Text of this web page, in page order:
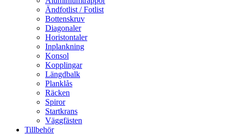
Ändfotlist / Fotlist
Bottenskruv
Diagonaler
Horistontaler
Inplankning
Konsol
Kopplingar
Längdbalk
Planklås
Räcken
Spiror
Startkrans
Väggfästen
Tillbehör